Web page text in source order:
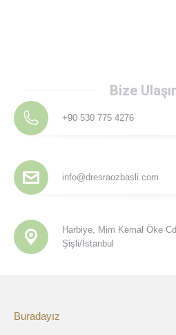
Bize
+90 530 775 4276
info@dresraozbasli.com
Harbiye, Mim Kemal Öke
Şişli/İstanbul
Buradayız